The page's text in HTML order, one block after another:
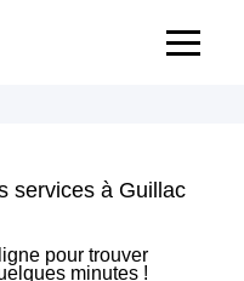
services à Guillac
pour trouver
minutes !